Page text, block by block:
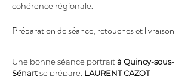
cohérence régionale.
Préparation de séance, retouches et livraison
Une bonne séance portrait à Quincy-sous-
Sénart se prépare. LAURENT CAZOT